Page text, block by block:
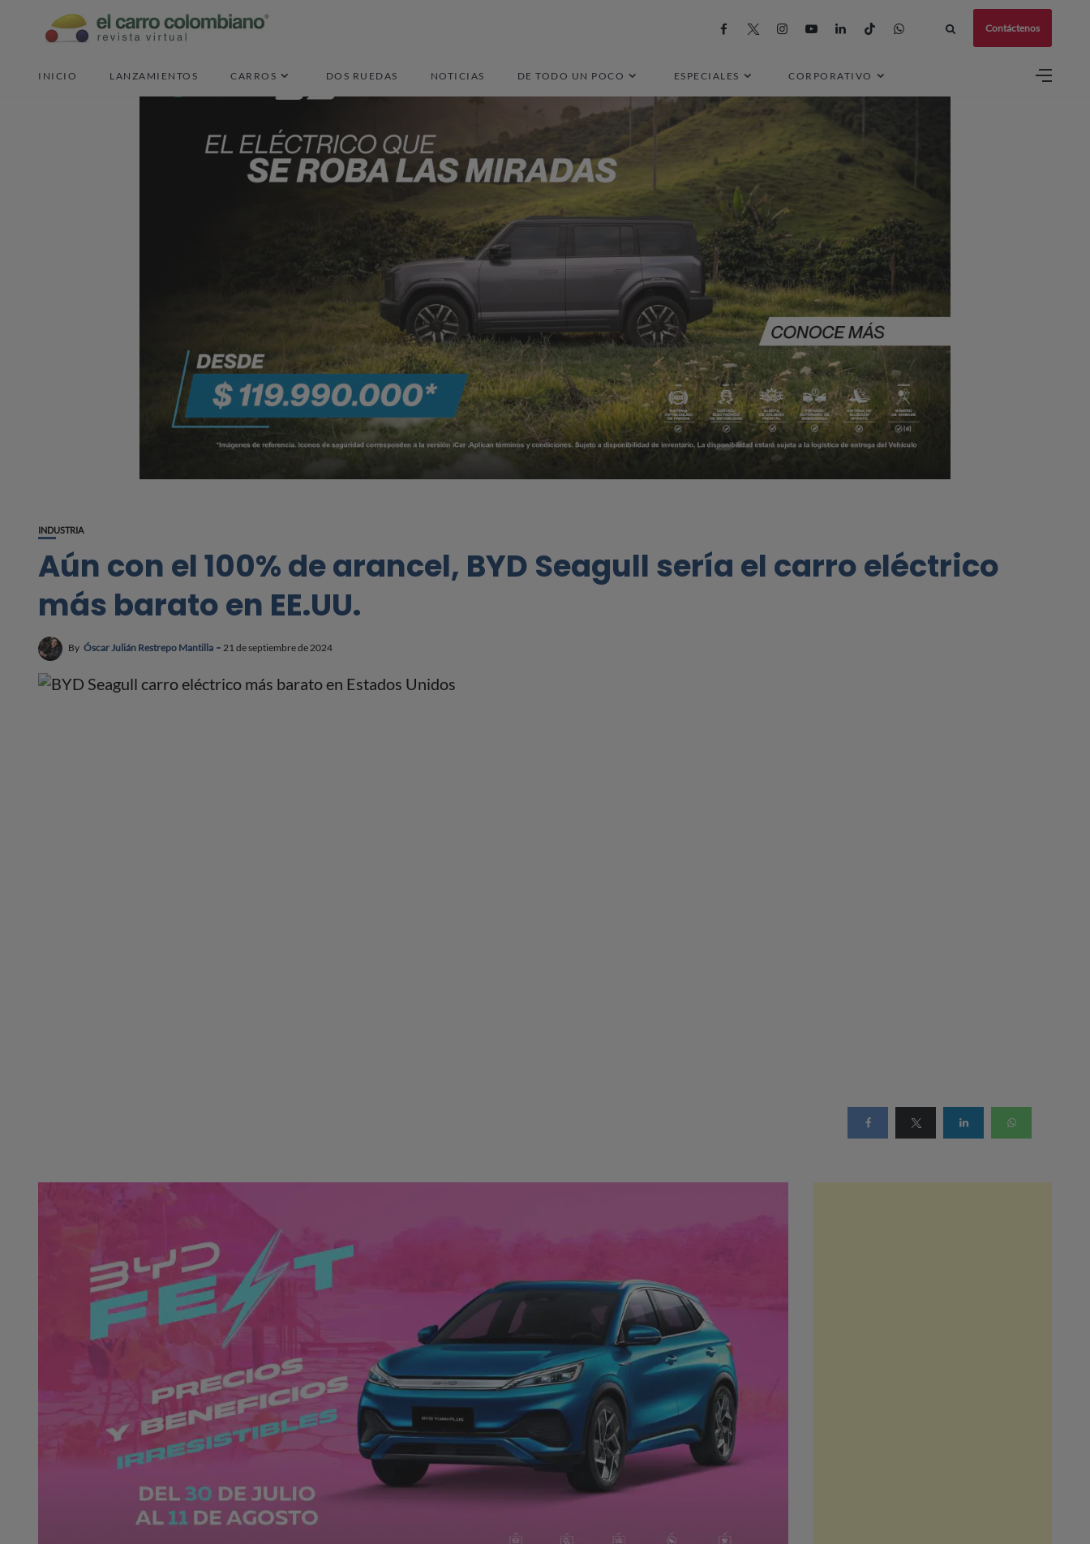
Contáctenos
INICIO LANZAMIENTOS CARROS DOS RUEDAS NOTICIAS DE TODO UN POCO ESPECIALES CORPORATIVO
INDUSTRIA
Aún con el 100% de arancel, BYD Seagull sería el carro eléctrico
más barato en EE.UU.
By Óscar Julián Restrepo Mantilla 21 de septiembre de 2024